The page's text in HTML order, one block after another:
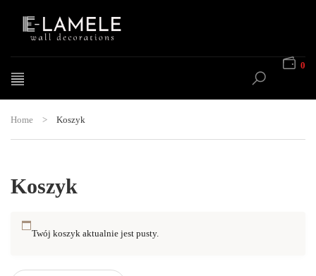
0
Home > Koszyk
Koszyk
Twój koszyk aktualnie jest pusty.